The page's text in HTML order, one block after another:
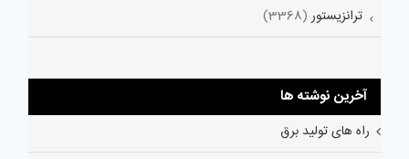
ترانزیستور (3368)
آخرین نوشته ها
راه های تولید برق